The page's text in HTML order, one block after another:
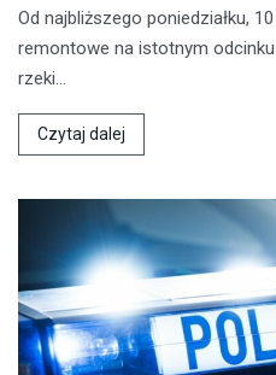
Od najbliższego poniedziałku,
remontowe na istotnym
rzeki…
Czytaj dalej